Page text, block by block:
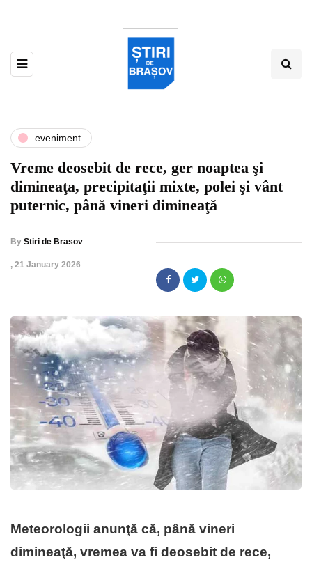
eveniment
Vreme deosebit de rece, ger noaptea şi
dimineaţa, precipitaţii mixte, polei şi vânt
puternic, până vineri dimineaţă
By Stiri de Brasov
, 21 January 2026
Meteorologii anunţă că, până vineri
dimineaţă, vremea va fi deosebit de rece,